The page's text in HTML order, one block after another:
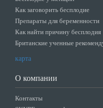
Как заговорить бесплодие
Препараты для беременности
Как найти причину бесплодия
Британские ученные
карта
О компании
Контакты